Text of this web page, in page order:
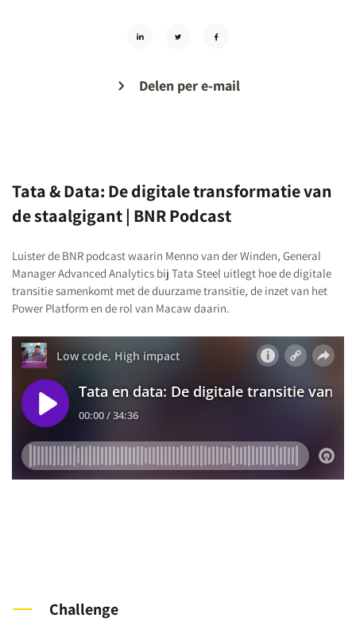
Delen per e-mail
Tata & Data: De digitale transformatie van
de staalgigant | BNR Podcast
Luister de BNR podcast waarin Menno van der Winden, General
Manager Advanced Analytics bij Tata Steel uitlegt hoe de digitale
transitie samenkomt met de duurzame transitie, de inzet van het
Power Platform en de rol van Macaw daarin.
Challenge